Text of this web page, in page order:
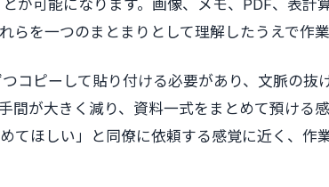
が可能になります。画像、メモ、PDF、表計
らを一つのまとまりとして理解したうえで作業
コピーして貼り付ける必要があり、文脈の抜
間が大きく減り、資料一式をまとめて預ける
てほしい」と同僚に依頼する感覚に近く、作